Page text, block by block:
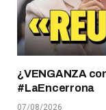
¿VENGANZA
#LaEncerrona
07/08/2026